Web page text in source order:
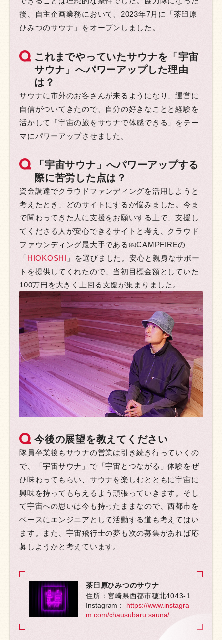
後、自主企画業務において、2023年7月に「茶臼原
ひみつのサウナ」をオープンしました。
これまでやっていたサウナを「宇宙
サウナ」へパワーアップした理由
は？
サウナに市外のお客さんが来るようになり、運営に
自信がついてきたので、自分の好きなことと経験を
活かして「宇宙の旅をサウナで体感できる」をテー
マにパワーアップさせました。
「宇宙サウナ」へパワーアップする
際に苦労した点は？
資金調達でクラウドファンディングを活用しようと
考えたとき、どのサイトにするか悩みました。今ま
で関わってきた人に支援をお願いする上で、支援し
てくださる人が安心できるサイトと考え、クラウド
ファウンディング最大手である㈱CAMPFIREの
「 HIOKOSHI
」を選びました。安心と親身なサポー
トを提供してくれたので、当初目標金額としていた
100万円を大きく上回る支援が集まりました。
今後の展望を教えてください
隊員卒業後もサウナの営業は引き続き行っていくの
で、「宇宙サウナ」で「宇宙とつながる」体験をぜ
ひ味わってもらい、サウナを楽しむとともに宇宙に
興味を持ってもらえるよう頑張っていきます。そし
て宇宙への思いは今も持ったままなので、西都市を
ベースにエンジニアとして活動する道も考えてはい
ます。また、宇宙飛行士の夢も次の募集があれば応
募しようかと考えています。
茶臼原ひみつのサウナ
住所：宮崎県西都市穂北4043-1
Instagram：
https://www.instagra
m.com/chausubaru.sauna/